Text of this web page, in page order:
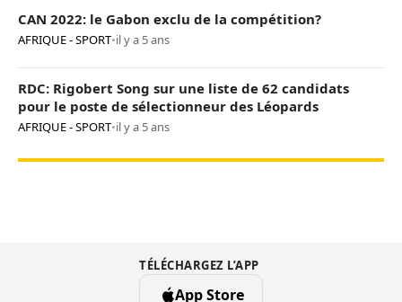
CAN 2022: le Gabon exclu de la compétition?
AFRIQUE - SPORT•il y a 5 ans
RDC: Rigobert Song sur une liste de 62 candidats
pour le poste de sélectionneur des Léopards
AFRIQUE - SPORT•il y a 5 ans
TÉLÉCHARGEZ L’APP
App Store